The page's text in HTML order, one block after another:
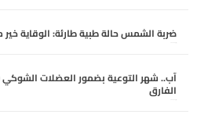
ضربة الشمس حالة طبية طارئة: الوقاية خير
الفارق